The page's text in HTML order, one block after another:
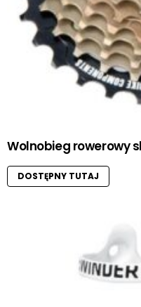
Wolnobieg rowerowy
DOSTĘPNY TUTAJ